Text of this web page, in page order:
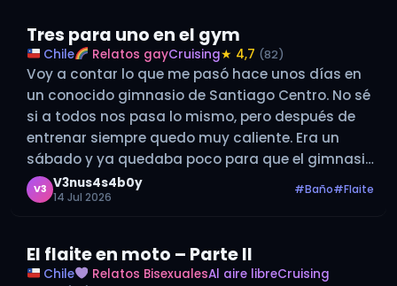
Tres para uno en el gym
Chile Relatos gayCruising★ 4,7 (82)
Voy a contar lo que me pasó hace unos días en
un conocido gimnasio de Santiago Centro. No sé
si a todos nos pasa lo mismo, pero después de
entrenar siempre quedo muy caliente. Era un
sábado y ya quedaba poco para que el gimnasio
cerrara, así que terminé mi…
V3 V3nus4s4b0y
14 Jul 2026
#Baño#Flaite
El flaite en moto – Parte II
Chile Relatos BisexualesAl aire libreCruising